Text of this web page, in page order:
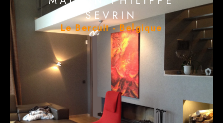
SEVRIN
Le Bercuit - Belgique